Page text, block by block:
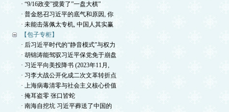
· “9/16政变”搅黄了”一盘大棋”
· 普金怒召习近平的底气和原因, 你
· 未能击落佩太专机, 中国人其实赢
【包子专柜】
· 后习近平时代的“静音模式”与权力
· 胡锦涛能驾驭习近平保党免于崩盘
· 习近平向美投降书 (2023年11月,
· 习李大战公开化成二次文革转折点
· 上海病毒清零与社会主义核心价值
· 掩耳盗零 张口皆蛇
· 南海自挖坑 习近平葬送了中国的